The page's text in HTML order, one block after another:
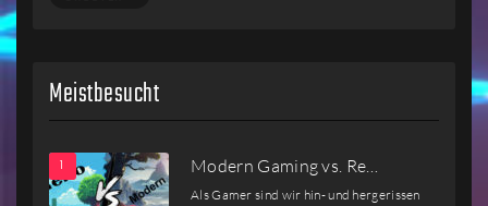
Meistbesucht
Modern Gaming vs. Re…
Als Gamer sind wir hin- und hergerissen